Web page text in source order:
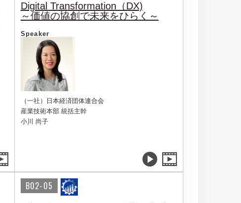
Digital Transformation（DX)
～価値の協創で未来をひらく～
Speaker
（一社）日本経済団体連合会
産業技術本部 統括主幹
小川 尚子
B02-05